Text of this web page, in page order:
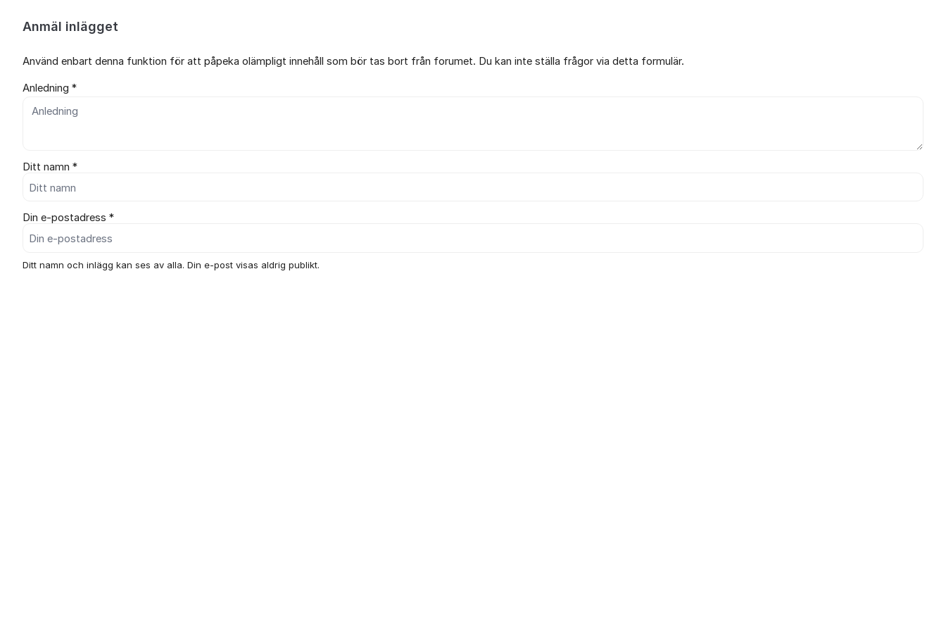
Anmäl inlägget
Använd enbart denna funktion för att påpeka olämpligt innehåll som bör tas bort från forumet. Du kan inte ställa frågor via detta formulär.
Anledning *
Ditt namn *
Din e-postadress *
Ditt namn och inlägg kan ses av alla. Din e-post visas aldrig publikt.